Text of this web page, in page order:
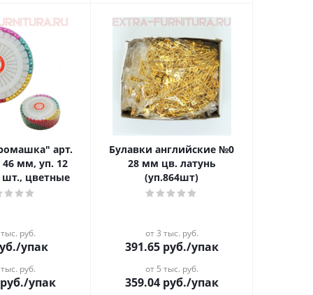
46 мм, уп. 12
шт., цветные
руб.
/упак
руб.
/упак
Булавки английские №0
28 мм цв. латунь
(уп.864шт)
от 3 тыс. руб.
391.65руб./упак
от 5 тыс. руб.
359.04руб./упак